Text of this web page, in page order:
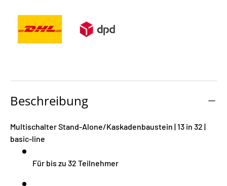
Beschreibung
Multischalter Stand-Alone/Kaskadenbaustein | 13 in 32 |
basic-line
Für bis zu 32 Teilnehmer